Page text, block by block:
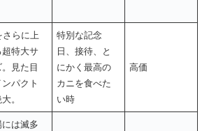
さらに上
超特大サ
。見た目
パクト
。
特別な記念
日、接待、と
にかく最高の
カニを食べた
い時
高価
には滅多